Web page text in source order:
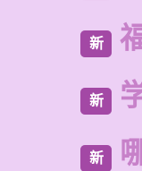
新
新
新